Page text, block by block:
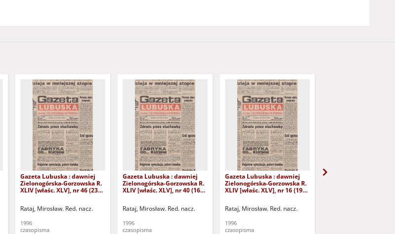
Gazeta Lubuska : dawniej
Zielonogórska-Gorzowska R.
XLIV [właśc. XLV], nr 46 (23
Rataj, Mirosław. Red. nacz.
1996
czasopisma
Gazeta Lubuska : dawniej
Zielonogórska-Gorzowska R.
XLIV [właśc. XLV], nr 40 (16
Rataj, Mirosław. Red. nacz.
1996
czasopisma
Gazeta Lubuska : dawniej
Zielonogórska-Gorzowska R.
XLIV [właśc. XLV], nr 16 (19
Rataj, Mirosław. Red. nacz.
1996
czasopisma